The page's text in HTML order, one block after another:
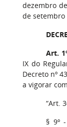
dezembro
de setembro
Art.
IX do
Decreto nº
a vigorar
“Art.
§ 9º